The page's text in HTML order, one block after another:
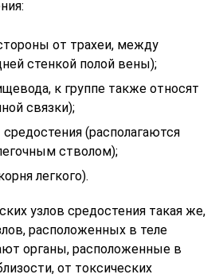
от трахеи, между
стенкой полой вены);
к группе также относят
связки);
(располагаются
стволом);
легкого).
узлов средостения такая же,
расположенных в теле
органы, расположенные в
от токсических